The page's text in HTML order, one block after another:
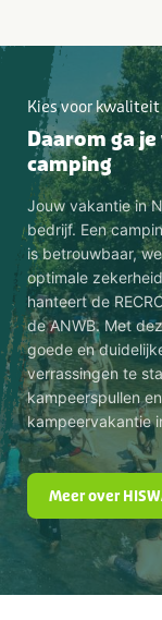
Kies voor kwaliteit
Daarom ga je
camping
Jouw vakantie in
bedrijf. Een
is betrouwbaar,
optimale
hanteert de
de ANWB. Met
goede en
verrassingen te
kampeerspullen
kampeervakantie
Meer over